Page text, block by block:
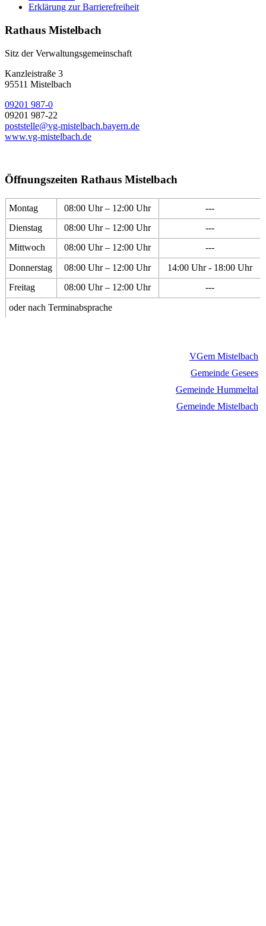
Erklärung zur Barrierefreiheit
Rathaus Mistelbach
Sitz der Verwaltungsgemeinschaft
Kanzleistraße 3
95511 Mistelbach
09201 987-0
09201 987-22
poststelle@vg-mistelbach.bayern.de
www.vg-mistelbach.de
Öffnungszeiten Rathaus Mistelbach
Montag 08:00 Uhr – 12:00 Uhr
---
Dienstag
08:00 Uhr – 12:00 Uhr
---
Mittwoch
08:00 Uhr – 12:00 Uhr
---
Donnerstag
08:00 Uhr – 12:00 Uhr
14:00 Uhr - 18:00 Uhr
Freitag
08:00 Uhr – 12:00 Uhr
---
oder nach Terminabsprache
VGem Mistelbach
Gemeinde Gesees
Gemeinde Hummeltal
Gemeinde Mistelbach